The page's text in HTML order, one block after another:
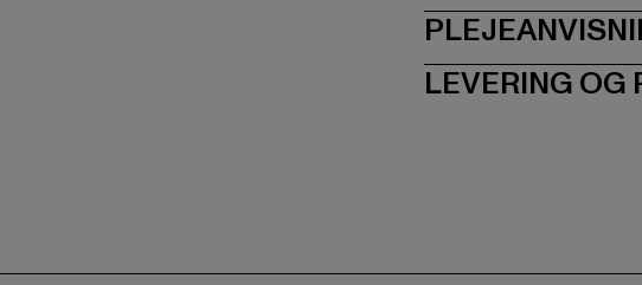
LEVERING OG